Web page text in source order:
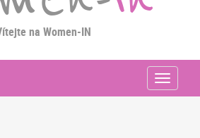
na Women-IN
Menu